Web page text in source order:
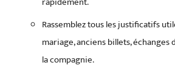
Rassemblez tous les justificatifs
mariage, anciens billets, échanges
la compagnie.